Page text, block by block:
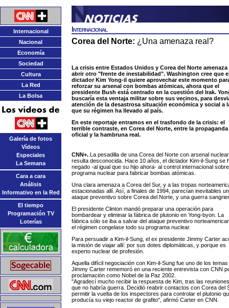
Internacional
Nacional
Economía
Sociedad
Cultura
La Red
La Bolsa
Galería de fotos
Vídeos
Especiales
La Semana
Cara a cara
Análisis
Informativo en la Red
El tiempo
Programación TV
Loterías
Internacional
Corea del Norte: ¿Una amenaza real?
La crisis entre Estados Unidos y Corea del Norte amenaza
abrir otro "frente de inestabilidad". Washington cree que
dictador Kim Yong-il quiere aprovechar este momento
reforzar su arsenal con bombas atómicas, ahora que el
presidente Bush está centrado en la cuestión del Irak.
buscaría esta ventaja militar sobre sus vecinos, para
atención de la desastrosa situación económica y social a
que su régimen ha llevado al país.
En este reportaje entramos en el trasfondo de la crisis: el
terrible contraste, en Corea del Norte, entre la propaganda
oficial y la hambruna real.
CNN+. La pesadilla de una Corea del Norte con arsenal
resulta desconocida. Hace 10 años, el dictador Kim-il-Sung se
negado -al igual que su hijo ahora- al control internacional
programa nuclear para fabricar bombas atómicas.
Una clara amenaza a Corea del Sur, y a las tropas
estacionadas allí. Así, a finales de 1994, parecían inevitables un
ataque preventivo sobre Corea del Norte, y una guerra
El presidente Clinton mandó preparar una operación para
bombardear y eliminar la fábrica de plutonio en Yong-byon. La
fábrica sólo se iba a salvar del ataque preventivo
el régimen congelase todo su programa nuclear.
Para persuadir a Kim-il-Sung, el ex presidente Jimmy Carter
la misión de viajar allí: por sus dotes diplomáticas, y porque es
experto nuclear de profesión.
Aquella difícil negociación con Kim-il-Sung fue uno de los temas
Jimmy Carter rememoró en una reciente entrevista con CNN
proclamación como Nobel de la Paz 2002.
"Agradecí mucho recibir la respuesta de Kim, tras las
que no habría guerra. Decidió reabrir contactos con Corea del
permitir la vuelta de los inspectores para controlar el plutonio
producía su viejo reactor de grafito", afirmó Carter en CNN.